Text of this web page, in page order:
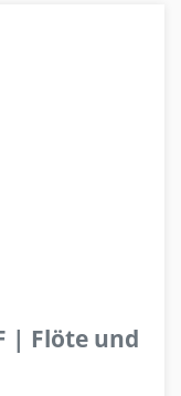
| Flöte und